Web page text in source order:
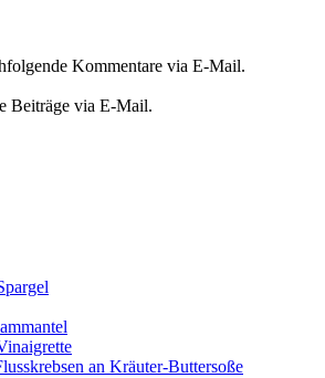
Kommentare via E-Mail.
Beiträge via E-Mail.
an Kräuter-Buttersoße